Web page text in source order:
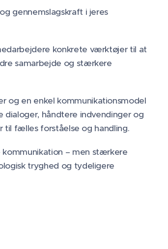
gennemslagskraft i jeres
konkrete værktøjer til at
samarbejde og stærkere
og en enkel kommunikationsmodel
håndtere indvendinger og
til fælles forståelse og handling.
kommunikation – men stærkere
tryghed og tydeligere